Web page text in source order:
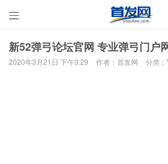

新52弹弓论坛官网 专业弹弓门户
2020年3月21日 下午3:29 作者：首发网 分类：